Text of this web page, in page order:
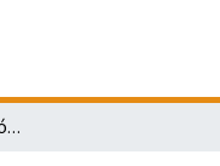
Impacto de una intervención educativa para el uso adecuado de azitromicina en los pobladores de Pachacutec, distrito de Tate 2021